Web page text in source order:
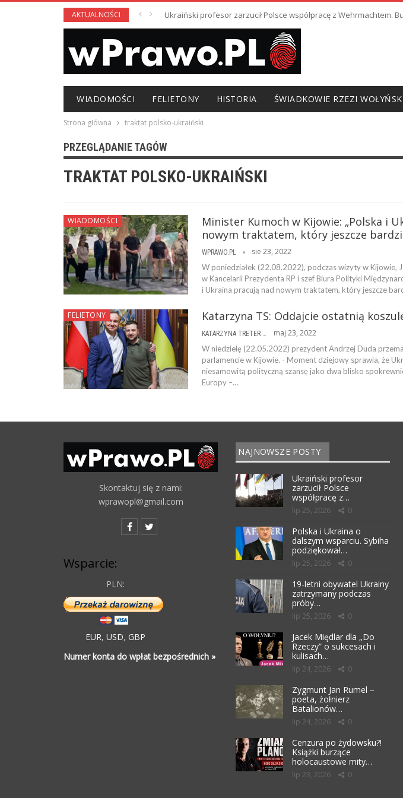
AKTUALNOŚCI Ukraiński profesor zarzucił Polsce współpracę z Wehrmachtem.
WIADOMOŚCI FELIETONY HISTORIA ŚWIADKOWIE RZEZI
Strona główna traktat polsko-ukraiński
PRZEGLĄDANIE TAGÓW
TRAKTAT POLSKO-UKRAIŃSKI
WIADOMOŚCI
Minister Kumoch w Kijowie: „Polska i
nowym traktatem, który jeszcze
WPRAWO.PL sie 23, 2022
W poniedziałek (22.08.2022), podczas wizyty w Kijowie,
w Kancelarii Prezydenta RP i szef Biura Polityki
i Ukraina pracują nad nowym traktatem, który jeszcze
FELIETONY Katarzyna TS: Oddajcie ostatnią
maj 23, 2022
W niedzielę (22.05.2022) prezydent Andrzej Duda
parlamencie w Kijowie. - Moment dziejowy sprawia, że
niesamowitą polityczną szansę jako dwa blisko
Europy –…
Skontaktuj się z nami:
wprawopl@gmail.com
Wsparcie:
PLN:
EUR, USD, GBP
Numer konta do wpłat bezpośrednich »
NAJNOWSZE POSTY
Ukraiński profesor
zarzucił Polsce
współpracę z…
lip 25, 2026 0
Polska i Ukraina o
dalszym wsparciu. Sybiha
podziękował…
lip 25, 2026 0
19-letni obywatel Ukrainy
zatrzymany podczas
próby…
lip 25, 2026 0
Jacek Międlar dla „Do
Rzeczy” o sukcesach i
kulisach…
lip 24, 2026 0
Zygmunt Jan Rumel –
poeta, żołnierz
Batalionów…
lip 24, 2026 0
Cenzura po żydowsku?!
Książki burzące
holocaustowe mity…
lip 23, 2026 0